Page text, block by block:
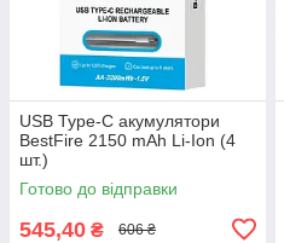
USB Type-C акумулятори
BestFire 2150 mAh Li-Ion (4
шт.)
Готово до відправки
545,40 ₴ 606 ₴